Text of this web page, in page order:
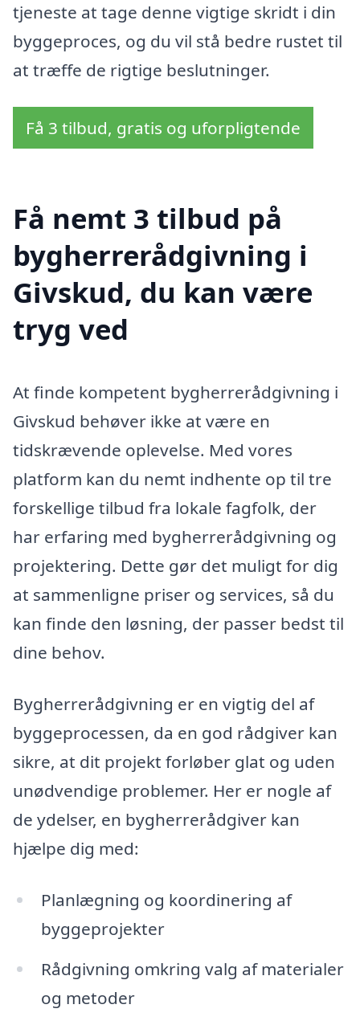
tjeneste at tage denne vigtige skridt i din
byggeproces, og du vil stå bedre rustet til
at træffe de rigtige beslutninger.
Få 3 tilbud, gratis og uforpligtende
Få nemt 3 tilbud på
bygherrerådgivning i
Givskud, du kan være
tryg ved
At finde kompetent bygherrerådgivning i
Givskud behøver ikke at være en
tidskrævende oplevelse. Med vores
platform kan du nemt indhente op til tre
forskellige tilbud fra lokale fagfolk, der
har erfaring med bygherrerådgivning og
projektering. Dette gør det muligt for dig
at sammenligne priser og services, så du
kan finde den løsning, der passer bedst til
dine behov.
Bygherrerådgivning er en vigtig del af
byggeprocessen, da en god rådgiver kan
sikre, at dit projekt forløber glat og uden
unødvendige problemer. Her er nogle af
de ydelser, en bygherrerådgiver kan
hjælpe dig med:
Planlægning og koordinering af
byggeprojekter
Rådgivning omkring valg af materialer
og metoder